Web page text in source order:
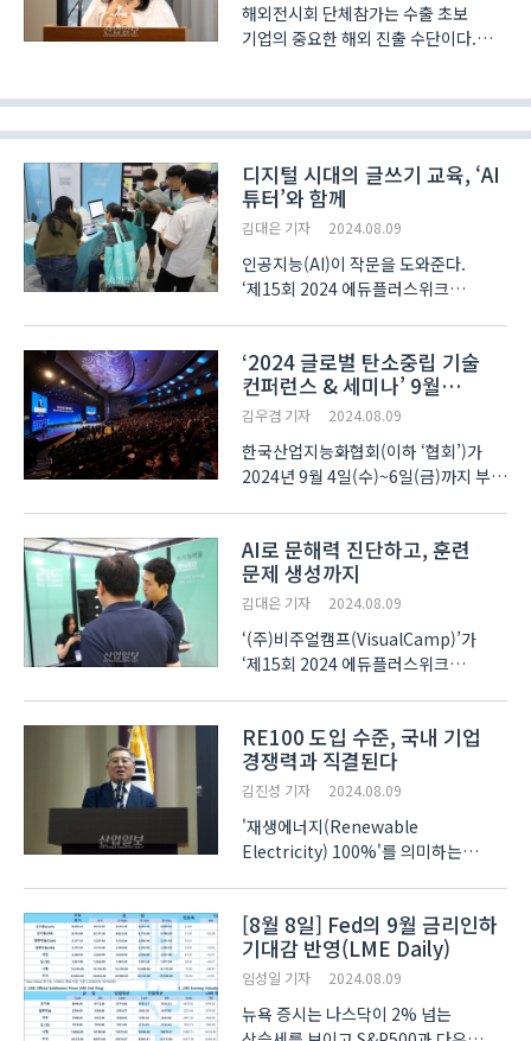
해외전시회 단체참가는 수출 초보
기업의 중요한 해외 진출 수단이다.
중소기업도 단체관 운영사가 제공하는
마케팅 서비스를 이용해 비교적 쉽게
비즈니스 성과를 창출할..
디지털 시대의 글쓰기 교육, ‘AI
튜터’와 함께
김대은 기자 2024.08.09
인공지능(AI)이 작문을 도와준다.
‘제15회 2024 에듀플러스위크
(TEAMPL100)’이 AI 작문 교육 플랫폼
‘자작자작’을 선보였다. 이 플랫폼은
학생들의 작문 학습을 위한 교사들의 ..
‘2024 글로벌 탄소중립 기술
컨퍼런스 & 세미나’ 9월
4일부터 사흘간 BEXCO에서
김우겸 기자 2024.08.09
한국산업지능화협회(이하 ‘협회’)가
2024년 9월 4일(수)~6일(금)까지 부산
탄소중립존(이하 탄소중립 EXPO)'의
부대행사로 ‘글로벌 탄소중립 기술
컨퍼런스’와 ‘탄소중립 세..
AI로 문해력 진단하고, 훈련
문제 생성까지
김대은 기자 2024.08.09
‘(주)비주얼캠프(VisualCamp)’가
‘제15회 2024 에듀플러스위크
진단하고 문해력을 향상할 수 있는
솔루션을 선보였다. 2014년에 설립된
비주얼캠프는 원천기술로 스마트폰을
비롯한 모바일 ..
RE100 도입 수준, 국내 기업
경쟁력과 직결된다
김진성 기자 2024.08.09
'재생에너지(Renewable
Electricity) 100%'를 의미하는
주장이 전국 교수들의 입을 통해
제기됐다. 전국 147명의 교수들이
참여하고 있는
‘RE100대학교수협의회’는 8일 국..
[8월 8일] Fed의 9월 금리인하
기대감 반영(LME Daily)
임성일 기자 2024.08.09
뉴욕 증시는 나스닥이 2% 넘는